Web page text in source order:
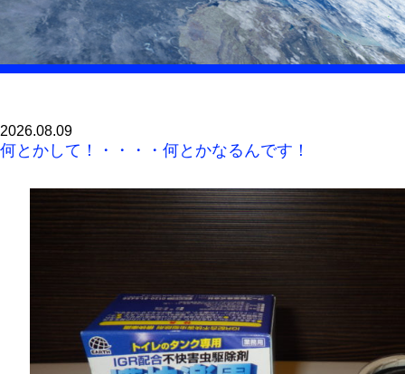
2026.08.09
何とかして！・・・・何とかなるんです！